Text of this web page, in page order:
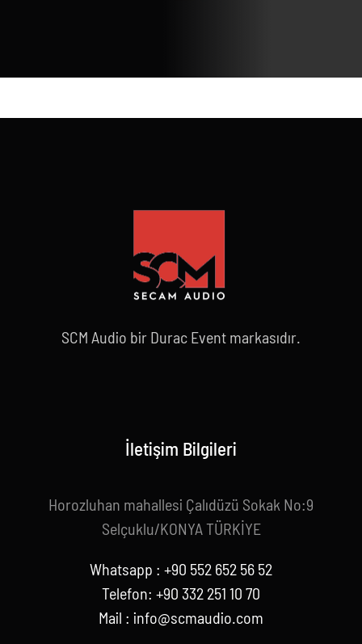
SCM Audio bir Durac Event markasıdır.
İletişim Bilgileri
Horozluhan mahallesi Çalıdüzü Sokak No:9
Selçuklu/KONYA TÜRKİYE
Whatsapp : +90 552 652 56 52
Telefon: +90 332 251 10 70
Mail : info@scmaudio.com